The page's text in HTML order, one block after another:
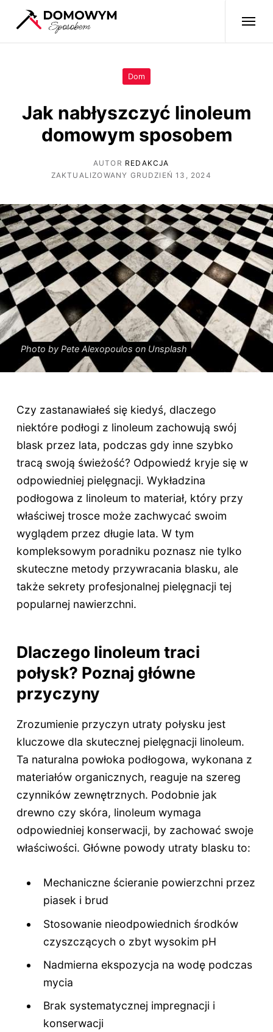
Dom
Jak nabłyszczyć linoleum
domowym sposobem
AUTOR REDAKCJA
ZAKTUALIZOWANY GRUDZIEŃ 13, 2024
Photo by Pete Alexopoulos on Unsplash
Czy zastanawiałeś się kiedyś, dlaczego
niektóre podłogi z linoleum zachowują swój
blask przez lata, podczas gdy inne szybko
tracą swoją świeżość? Odpowiedź kryje się w
odpowiedniej pielęgnacji. Wykładzina
podłogowa z linoleum to materiał, który przy
właściwej trosce może zachwycać swoim
wyglądem przez długie lata. W tym
kompleksowym poradniku poznasz nie tylko
skuteczne metody przywracania blasku, ale
także sekrety profesjonalnej pielęgnacji tej
popularnej nawierzchni.
Dlaczego linoleum traci
połysk? Poznaj główne
przyczyny
Zrozumienie przyczyn utraty połysku jest
kluczowe dla skutecznej pielęgnacji linoleum.
Ta naturalna powłoka podłogowa, wykonana z
materiałów organicznych, reaguje na szereg
czynników zewnętrznych. Podobnie jak
drewno czy skóra, linoleum wymaga
odpowiedniej konserwacji, by zachować swoje
właściwości. Główne powody utraty blasku to:
Mechaniczne ścieranie powierzchni przez
piasek i brud
Stosowanie nieodpowiednich środków
czyszczących o zbyt wysokim pH
Nadmierna ekspozycja na wodę podczas
mycia
Brak systematycznej impregnacji i
konserwacji